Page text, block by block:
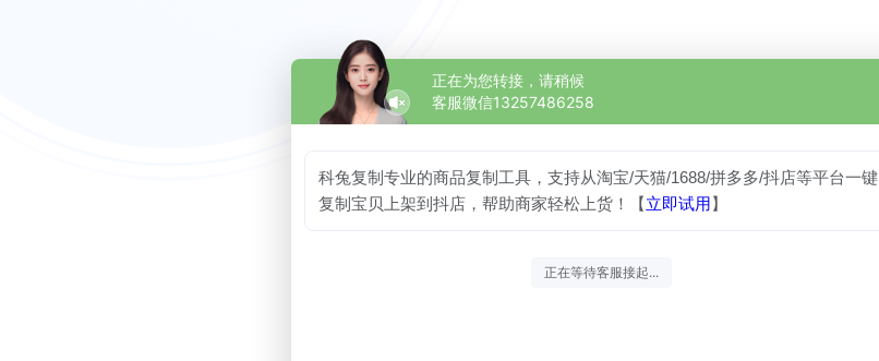
正在为您转接，请稍候
客服微信13257486258
科兔复制专业的商品复制工具，支持从淘宝/天猫/1688/拼多多/抖店等平台一键
复制宝贝上架到抖店，帮助商家轻松上货！【 立即试用 】
正在等待客服接起...